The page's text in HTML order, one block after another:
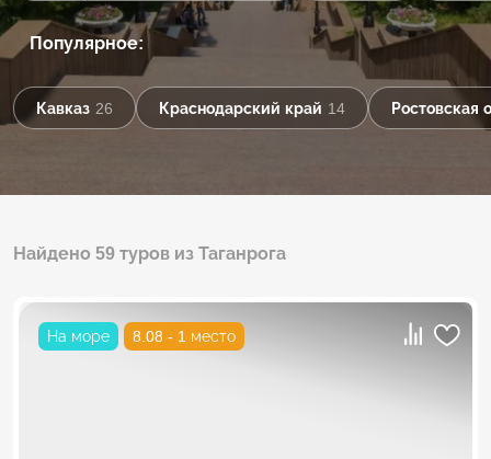
Популярное:
Кавказ 26 Краснодарский край 14 Ростовская
Найдено 59 туров из Таганрога
На море 8.08 - 1 место